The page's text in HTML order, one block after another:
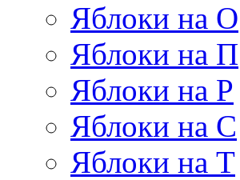
Яблоки на О
Яблоки на П
Яблоки на Р
Яблоки на С
Яблоки на Т